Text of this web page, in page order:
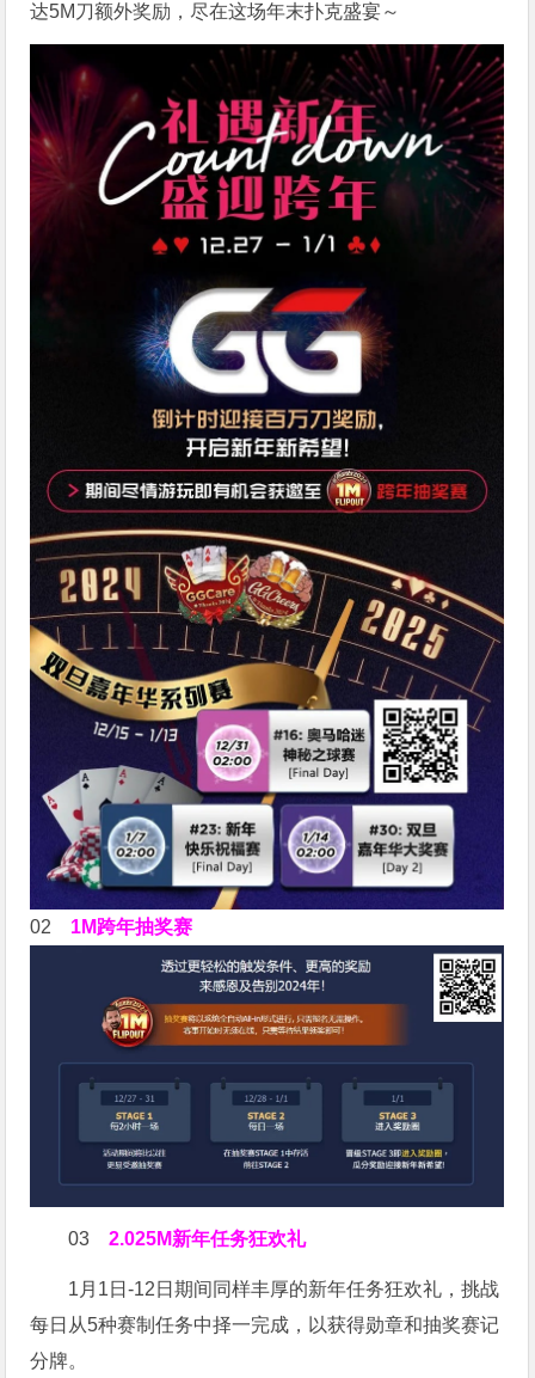
达5M刀额外奖励，尽在这场年末扑克盛宴～
02 1M跨年抽奖赛
032.025M新年任务狂欢礼
1月1日-12日期间同样丰厚的新年任务狂欢礼，挑战
每日从5种赛制任务中择一完成，以获得勋章和抽奖赛记
分牌。